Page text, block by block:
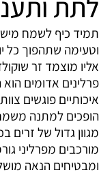
תמיד כיף לשמח
וטעימה שתהפוך כל
אליו מוצמד זר
פרלינים אדומים
איכותיים פוגשים
הופכים למתנה
מגוון גדול של זרים
מורכבים מפרליני
ומבטיחים הנאה